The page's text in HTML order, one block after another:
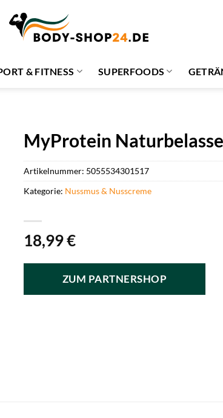
& FITNESS SUPERFOODS
MyProtein
18,99€
ZUM PARTNERSHOP
Artikelnummer: 5055534301517
Kategorie: Nussmus & Nusscreme